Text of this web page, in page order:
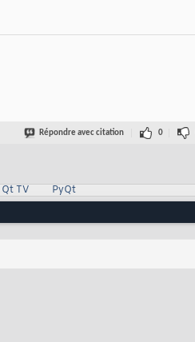
Répondre avec citation 0
Qt TV
PyQt